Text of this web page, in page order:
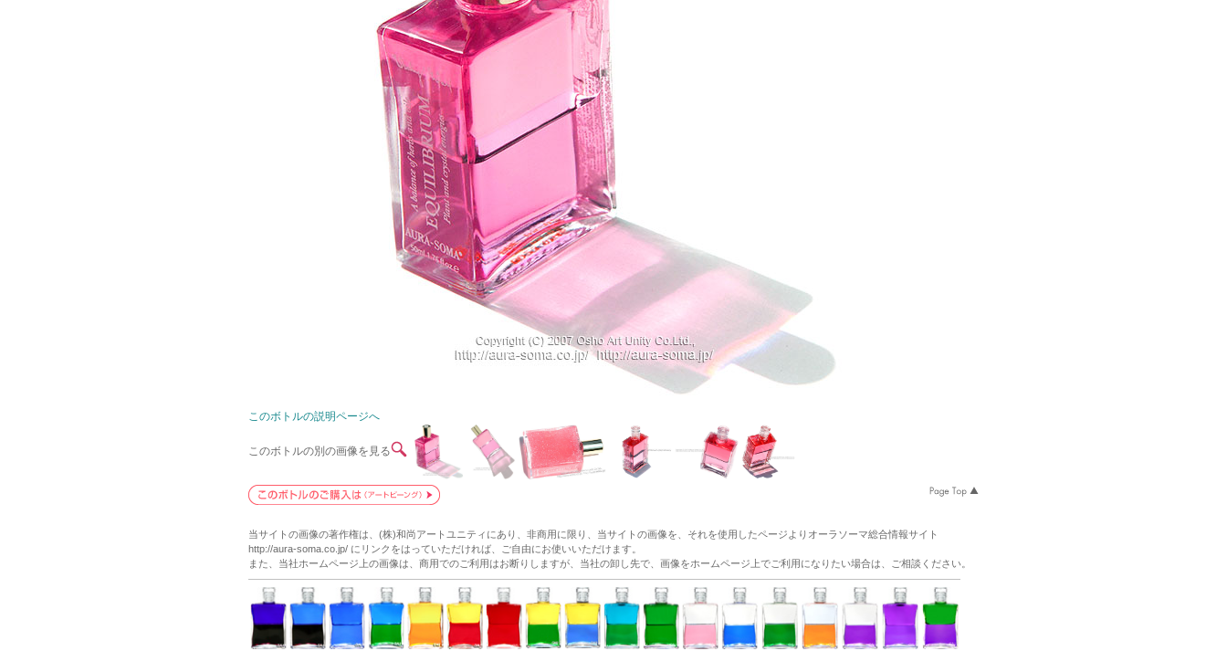
このボトルの説明ページへ
このボトルの別の画像を見る
当サイトの画像の著作権は、(株)和尚アートユニティにあり、非商用に限り、当サイトの画像を、それを使用したページよりオーラソーマ総合情報サイト
http://aura-soma.co.jp/ にリンクをはっていただければ、ご自由にお使いいただけます。
また、当社ホームページ上の画像は、商用でのご利用はお断りしますが、当社の卸し先で、画像をホームページ上でご利用になりたい場合は、ご相談ください。